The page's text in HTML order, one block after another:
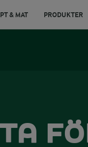
& MAT PRODUKTER